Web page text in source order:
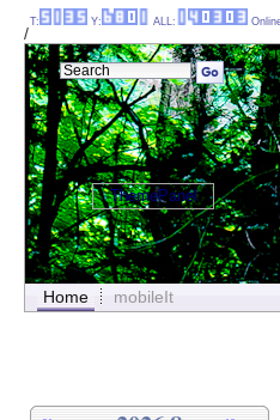
/
Home mobileIt
T: Y: ALL:
ThemePanel